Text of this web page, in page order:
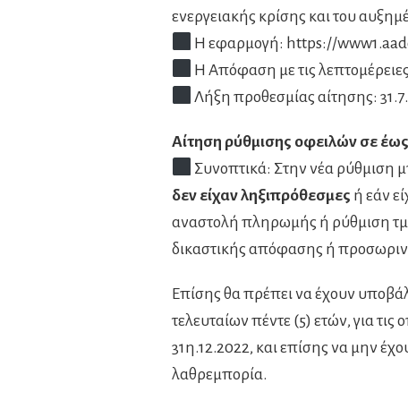
ενεργειακής κρίσης και του
Η εφαρμογή: https://
H Απόφαση με τις
Λήξη προθεσμίας αίτησης:
Αίτηση ρύθμισης οφειλών σε έως
Συνοπτικά: Στην νέα ρύθμιση
δεν είχαν ληξιπρόθεσμες ή εάν
αναστολή πληρωμής ή ρύθμιση
δικαστικής απόφασης ή
Επίσης θα πρέπει να έχουν
τελευταίων πέντε (5) ετών, για
31η.12.2022, και επίσης να μην
λαθρεμπορία.